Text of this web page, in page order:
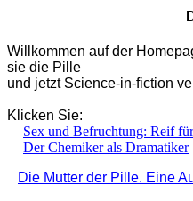
Willkommen auf der
sie die Pille
und jetzt Science-in-fiction
Klicken Sie:
Sex und Befruchtung: Reif
Der Chemiker als Dramatiker
Die Mutter der Pille. Eine